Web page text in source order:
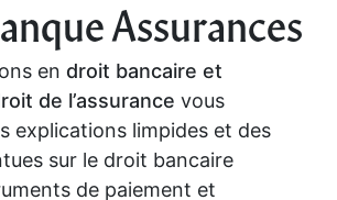
Assurances
en droit bancaire et
de l’assurance vous
explications limpides et des
sur le droit bancaire
de paiement et